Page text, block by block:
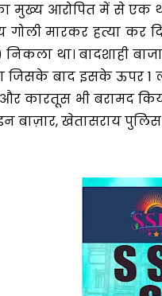
मुख्य आरोपित में से एक
गोली मारकर हत्या
था। बादशाही
जिसके बाद इसके ऊपर 1
कारतूस भी बरामद
बाज़ार, खेतासराय